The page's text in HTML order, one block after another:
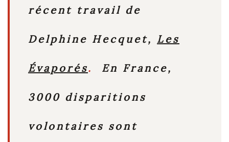
récent travail de
Delphine Hecquet, Les
Évaporés. En France,
3000 disparitions
volontaires sont